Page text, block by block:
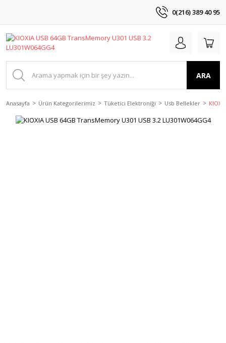
0(216) 389 40 95
ARA
Anasayfa Ürün Kategorilerimiz Tüketici Elektroniği Usb Bellekler